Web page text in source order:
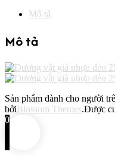
Mô tả
Mô tả
Sản phẩm dành cho người
bởiBlossom Themes.Được
0